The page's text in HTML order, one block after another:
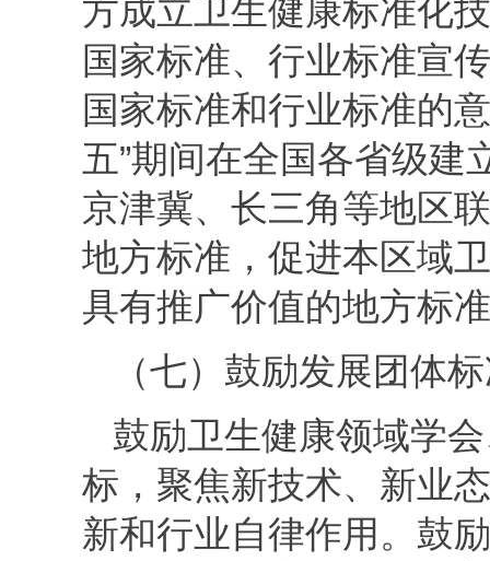
方成立卫生健康标准化
国家标准、行业标准宣
国家标准和行业标准的
五”期间在全国各省级建
京津冀、长三角等地区
地方标准，促进本区域
具有推广价值的地方标
（七）鼓励发展团体
鼓励卫生健康领域学
标，聚焦新技术、新业
新和行业自律作用。鼓